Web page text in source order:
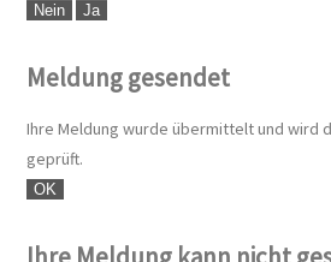
Nein Ja
Meldung gesendet
Ihre Meldung wurde übermittelt und wird
geprüft.
OK